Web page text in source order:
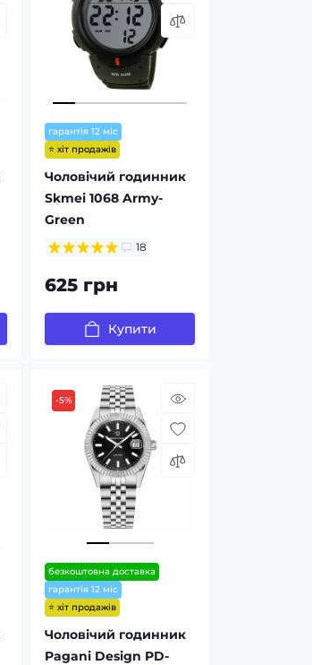
гарантія 12 міс
⭐ хіт продажів
Чоловічий годинник
Skmei 1068 Army-
Green
18
625 грн
Купити
-5%
безкоштовна доставка
гарантія 12 міс
⭐ хіт продажів
Чоловічий годинник
Pagani Design PD-